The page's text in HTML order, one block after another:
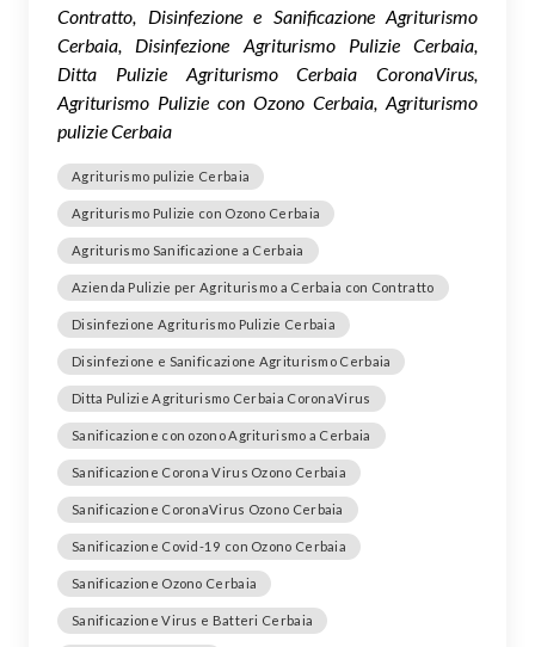
Contratto, Disinfezione e Sanificazione Agriturismo
Cerbaia, Disinfezione Agriturismo Pulizie Cerbaia,
Ditta Pulizie Agriturismo Cerbaia CoronaVirus,
Agriturismo Pulizie con Ozono Cerbaia, Agriturismo
pulizie Cerbaia
Agriturismo pulizie Cerbaia
Agriturismo Pulizie con Ozono Cerbaia
Agriturismo Sanificazione a Cerbaia
Azienda Pulizie per Agriturismo a Cerbaia con Contratto
Disinfezione Agriturismo Pulizie Cerbaia
Disinfezione e Sanificazione Agriturismo Cerbaia
Ditta Pulizie Agriturismo Cerbaia CoronaVirus
Sanificazione con ozono Agriturismo a Cerbaia
Sanificazione Corona Virus Ozono Cerbaia
Sanificazione CoronaVirus Ozono Cerbaia
Sanificazione Covid-19 con Ozono Cerbaia
Sanificazione Ozono Cerbaia
Sanificazione Virus e Batteri Cerbaia